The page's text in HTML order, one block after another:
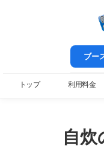
ブー
トップ 利用料金
自